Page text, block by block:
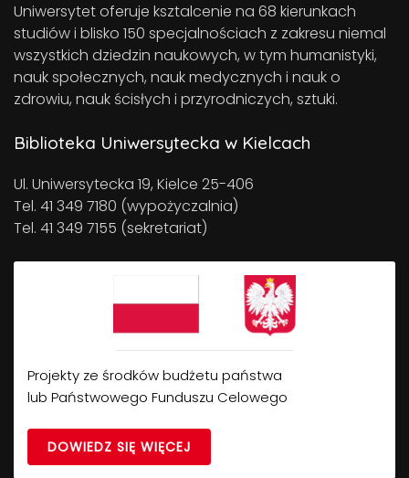
Uniwersytet oferuje ksztalcenie na 68 kierunkach
studiów i blisko 150 specjalnościach z zakresu niemal
wszystkich dziedzin naukowych, w tym humanistyki,
nauk społecznych, nauk medycznych i nauk o
zdrowiu, nauk ścisłych i przyrodniczych, sztuki.
Biblioteka Uniwersytecka w Kielcach
Ul. Uniwersytecka 19, Kielce 25-406
Tel. 41 349 7180 (wypożyczalnia)
Tel. 41 349 7155 (sekretariat)
Projekty ze środków budżetu państwa
lub Państwowego Funduszu Celowego
DOWIEDZ SIĘ WIĘCEJ